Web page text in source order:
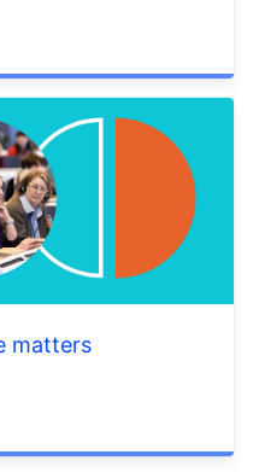
matters